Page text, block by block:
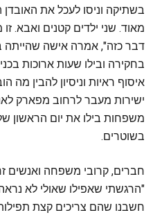
בשתיקה וניסו לעכל את
מאוד. שני ילדים קטנים ואבא.
דבר כזה", אמרה אישה שהייתה
בחקירה ובילו שעות ארוכות
איסוף ראיות וניסיון להבין מה
משפחות בילו את יום הראשון
בשוטרים.
חברים, קרובי משפחה ואנשים
"הרגשתי שאפילו שאולי לא
חשבנו שהם צריכים קצת